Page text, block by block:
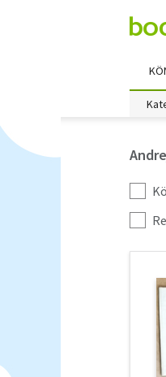
szűrés
További
szűrők